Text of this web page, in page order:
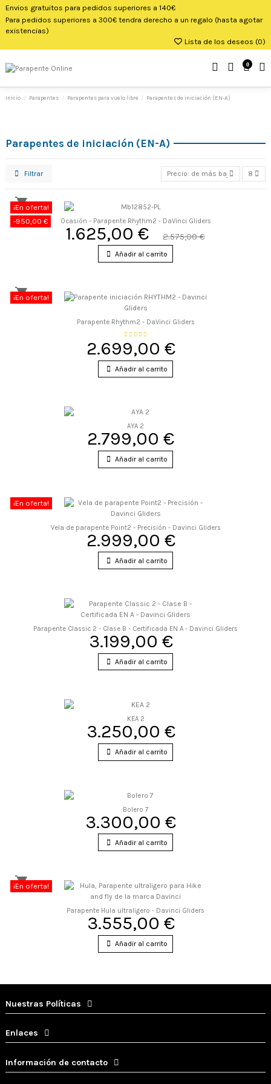
Envios gratuitos para pedidos superiores a 140€
Para pedidos superiores a 300€ tendra derecho a un regalo (hasta agotar
existencias)
Lista de los deseos (0)
0
Inicio Parapentes Parapentes para vuelo libre Parapentes de iniciación (EN-A)
Parapentes de iniciación (EN-A)
Filtrar Precio: de más bajo a más alto
8
¡En oferta!
-950,00 €
Ocasión - Parapente Rhythm2 - DaVinci Gliders
1.625,00 € 2.575,00 €
Añadir al carrito
¡En oferta!
Parapente Rhythm2 - DaVinci Gliders
2.699,00 €
Añadir al carrito
AYA 2
2.799,00 €
Añadir al carrito
¡En oferta!
Vela de parapente Point2 - Precisión - Davinci Gliders
2.999,00 €
Añadir al carrito
Parapente Classic 2 - Clase B - Certificada EN A - Davinci Gliders
3.199,00 €
Añadir al carrito
KEA 2
3.250,00 €
Añadir al carrito
Bolero 7
3.300,00 €
Añadir al carrito
¡En oferta!
Parapente Hula ultraligero - Davinci Gliders
3.555,00 €
Añadir al carrito
Nuestras Políticas
Enlaces
Información de contacto